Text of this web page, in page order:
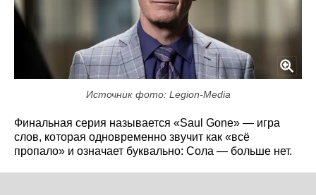
Источник фото: Legion-Media
Финальная серия называется «Saul Gone» — игра
слов, которая одновременно звучит как «всё
пропало» и означает буквально: Сола — больше нет.